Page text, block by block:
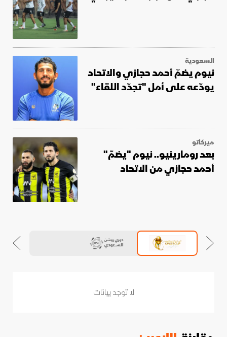
السعودية
نيوم يضمّ أحمد حجازي والاتحاد
يودّعه على أمل "تجدّد اللقاء"
ميركاتو
بعد رومارينيو.. نيوم "يضمّ"
أحمد حجازي من الاتحاد
لا توجد بيانات